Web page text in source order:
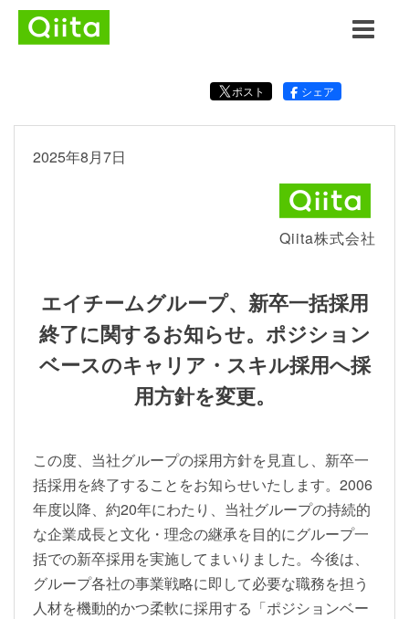
ポスト シェア
2025年8月7日
Qiita株式会社
エイチームグループ、新卒一括採用
終了に関するお知らせ。ポジション
ベースのキャリア・スキル採用へ採
用方針を変更。
この度、当社グループの採用方針を見直し、新卒一
括採用を終了することをお知らせいたします。2006
年度以降、約20年にわたり、当社グループの持続的
な企業成長と文化・理念の継承を目的にグループ一
括での新卒採用を実施してまいりました。今後は、
グループ各社の事業戦略に即して必要な職務を担う
人材を機動的かつ柔軟に採用する「ポジションベー